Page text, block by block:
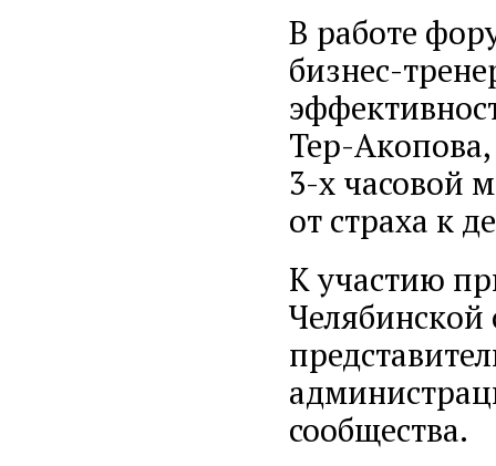
В работе
бизнес-
Тер-Акопова,
3-х часовой
от страха к
К участию
Челябинской
сообщества.